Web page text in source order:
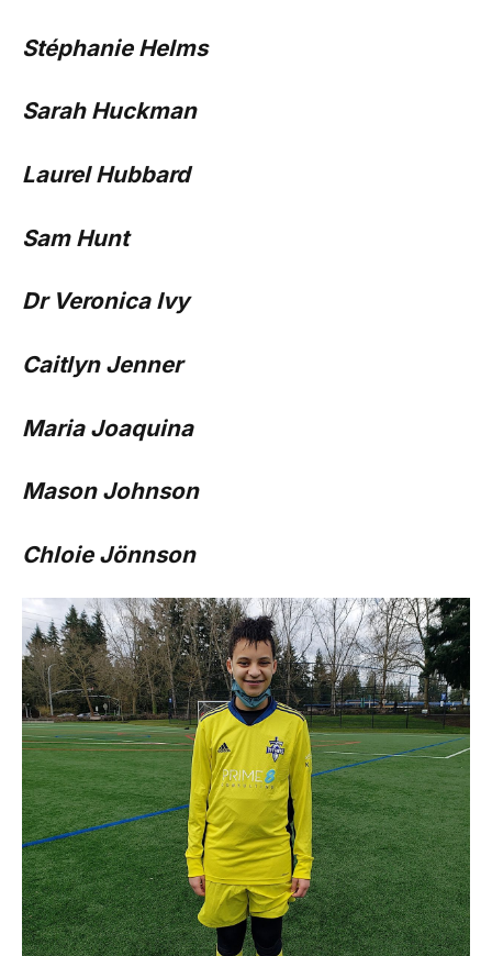
Stéphanie Helms
Sarah Huckman
Laurel Hubbard
Sam Hunt
Dr Veronica Ivy
Caitlyn Jenner
Maria Joaquina
Mason Johnson
Chloie Jönnson